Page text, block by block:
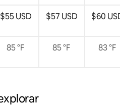
$55 USD $57 USD $60
85 °F 85 °F 83 °F